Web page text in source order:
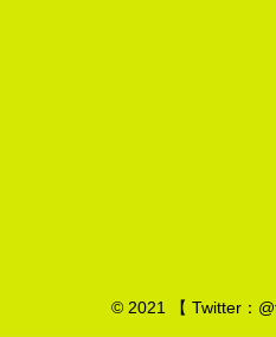
© 2021 【 Twitter：